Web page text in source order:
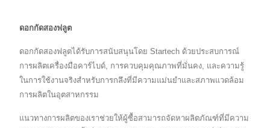
ดอกกัดสองฟลูต
ดอกกัดสองฟลูตได้รับการสนับสนุนโดย Startech ด้วยประสบการณ์
การผลิตเครื่องมือคาร์ไบด์, การควบคุมคุณภาพที่มั่นคง, และความรู้
ในการใช้งานจริงสำหรับการกลึงที่มีความแม่นยำและสภาพแวดล้อม
การผลิตในอุตสาหกรรม
แนวทางการผลิตของเราช่วยให้ผู้ซื้อสามารถจัดหาผลิตภัณฑ์ที่มีความ